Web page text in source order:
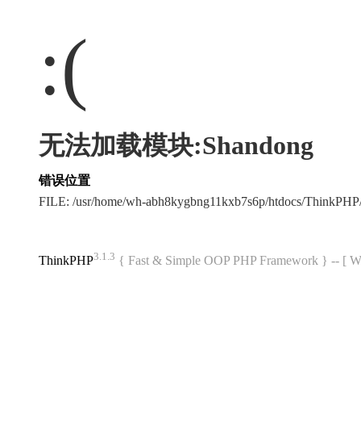
:(
无法加载模块:Shandong
错误位置
FILE: /usr/home/wh-abh8kygbng11kxb7s6p/htdocs/
ThinkPHP3.1.3 { Fast & Simple OOP PHP Framework } -- [